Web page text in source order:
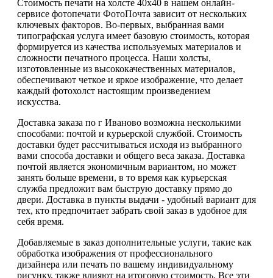
Стоимость печати на холсте 40х40 в нашем онлайн-
сервисе фотопечати ФотоПочта зависит от нескольких
ключевых факторов. Во-первых, выбранная вами
типографская услуга имеет базовую стоимость, которая
формируется из качества используемых материалов и
сложности печатного процесса. Наши холсты,
изготовленные из высококачественных материалов,
обеспечивают четкое и яркое изображение, что делает
каждый фотохолст настоящим произведением
искусства.
Доставка заказа по г Иваново возможна несколькими
способами: почтой и курьерской службой. Стоимость
доставки будет рассчитываться исходя из выбранного
вами способа доставки и общего веса заказа. Доставка
почтой является экономичным вариантом, но может
занять больше времени, в то время как курьерская
служба предложит вам быструю доставку прямо до
двери. Доставка в пункты выдачи - удобный вариант для
тех, кто предпочитает забрать свой заказ в удобное для
себя время.
Добавляемые в заказ дополнительные услуги, такие как
обработка изображения от профессионального
дизайнера или печать по вашему индивидуальному
рисунку, также влияют на итоговую стоимость. Все эти